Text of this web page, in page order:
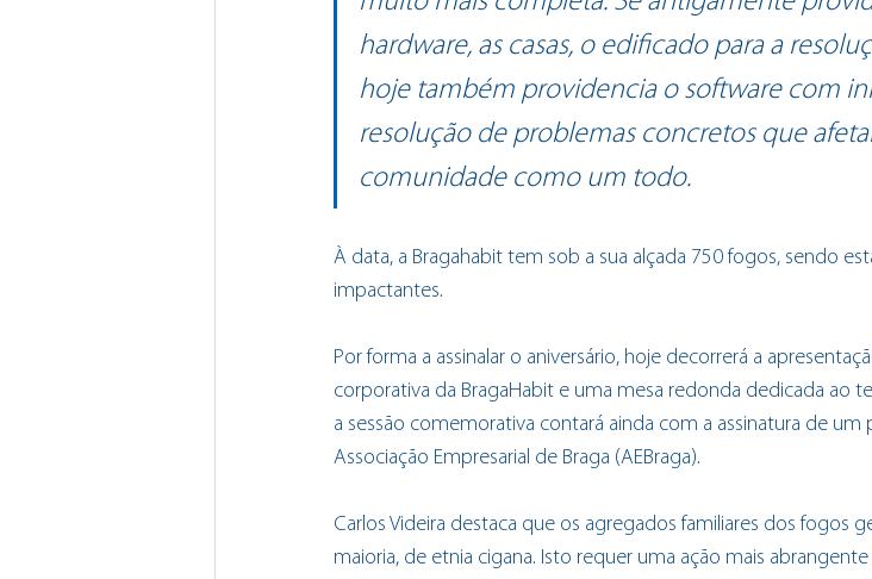
hardware, as casas, o edificado para a
hoje também providencia o software com
resolução de problemas concretos que
comunidade como um todo.
À data, a Bragahabit tem sob a sua alçada 750 fogos, sendo
impactantes.
Por forma a assinalar o aniversário, hoje decorrerá a
corporativa da BragaHabit e uma mesa redonda dedicada ao
a sessão comemorativa contará ainda com a assinatura de
Associação Empresarial de Braga (AEBraga).
Carlos Videira destaca que os agregados familiares dos fogos
maioria, de etnia cigana. Isto requer uma ação mais